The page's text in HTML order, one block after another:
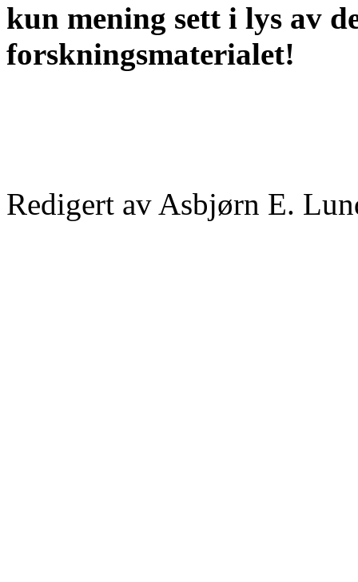
kun mening sett i lys av
forskningsmaterialet!
Redigert av Asbjørn E.